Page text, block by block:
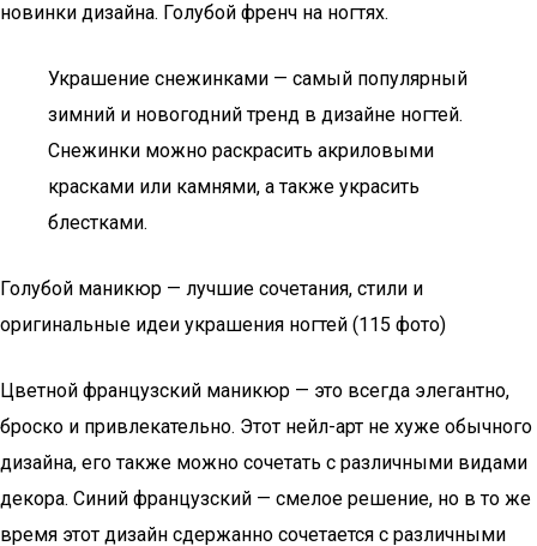
новинки дизайна. Голубой френч на ногтях.
Украшение снежинками — самый популярный
зимний и новогодний тренд в дизайне ногтей.
Снежинки можно раскрасить акриловыми
красками или камнями, а также украсить
блестками.
Голубой маникюр — лучшие сочетания, стили и
оригинальные идеи украшения ногтей (115 фото)
Цветной французский маникюр — это всегда элегантно,
броско и привлекательно. Этот нейл-арт не хуже обычного
дизайна, его также можно сочетать с различными видами
декора. Синий французский — смелое решение, но в то же
время этот дизайн сдержанно сочетается с различными